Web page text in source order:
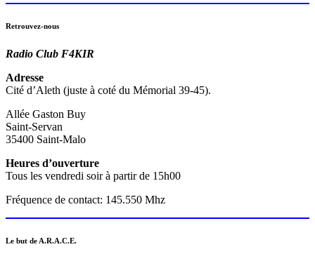
Retrouvez-nous
Radio Club F4KIR
Adresse
Cité d’Aleth (juste à coté du Mémorial 39-45).
Allée Gaston Buy
Saint-Servan
35400 Saint-Malo
Heures d’ouverture
Tous les vendredi soir à partir de 15h00
Fréquence de contact: 145.550 Mhz
Le but de A.R.A.C.E.